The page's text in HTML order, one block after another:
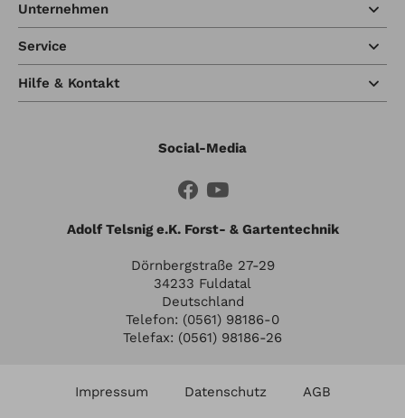
Unternehmen
Service
Hilfe & Kontakt
Social-Media
Adolf Telsnig e.K. Forst- & Gartentechnik
Dörnbergstraße 27-29
34233 Fuldatal
Deutschland
Telefon: (0561) 98186-0
Telefax: (0561) 98186-26
Impressum Datenschutz AGB